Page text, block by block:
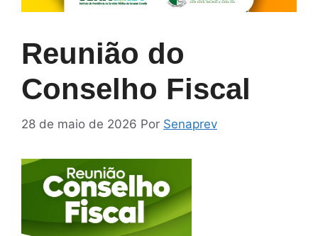
Reunião do
Conselho Fiscal
28 de maio de 2026 Por Senaprev